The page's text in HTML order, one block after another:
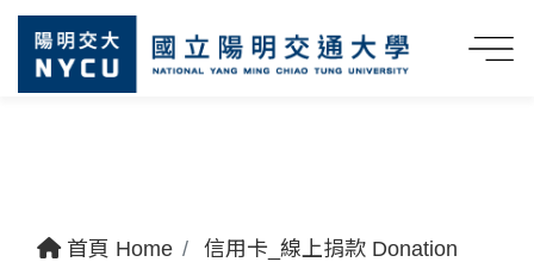
首頁 Home
信用卡_線上捐款 Donation